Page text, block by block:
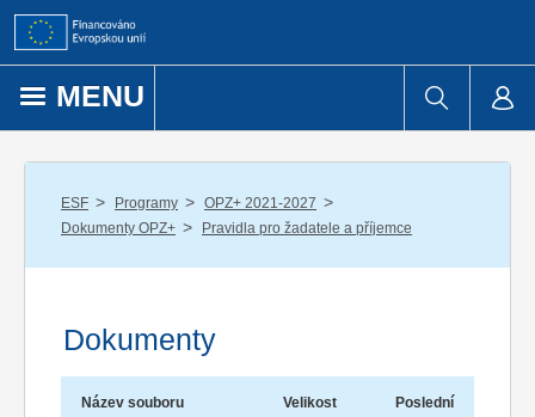
Přejít k obsahu
MENU
ESF / Programy / OPZ+ 2021-2027 /
Dokumenty OPZ+ / Pravidla pro žadatele a příjemce
Dokumenty
Název souboru Velikost
Poslední